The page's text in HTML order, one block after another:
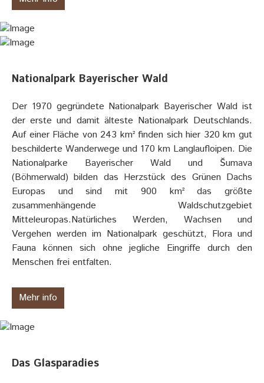
Nationalpark Bayerischer Wald
Der 1970 gegründete Nationalpark Bayerischer Wald ist
der erste und damit älteste Nationalpark Deutschlands.
Auf einer Fläche von 243 km² finden sich hier 320 km gut
beschilderte Wanderwege und 170 km Langlaufloipen. Die
Nationalparke Bayerischer Wald und Šumava
(Böhmerwald) bilden das Herzstück des Grünen Dachs
Europas und sind mit 900 km² das größte
zusammenhängende Waldschutzgebiet
Mitteleuropas.Natürliches Werden, Wachsen und
Vergehen werden im Nationalpark geschützt, Flora und
Fauna können sich ohne jegliche Eingriffe durch den
Menschen frei entfalten.
Mehr info
Das Glasparadies